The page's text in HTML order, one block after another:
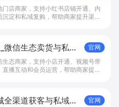
店商家，支持小红书店铺开通、内
淀和私域复购，帮助商家提升渠道
微信生态卖货与私域
官网
态商家，支持小店开通、视频号带
播互动和会员运营，帮助商家提升
全渠道获客与私域复
官网